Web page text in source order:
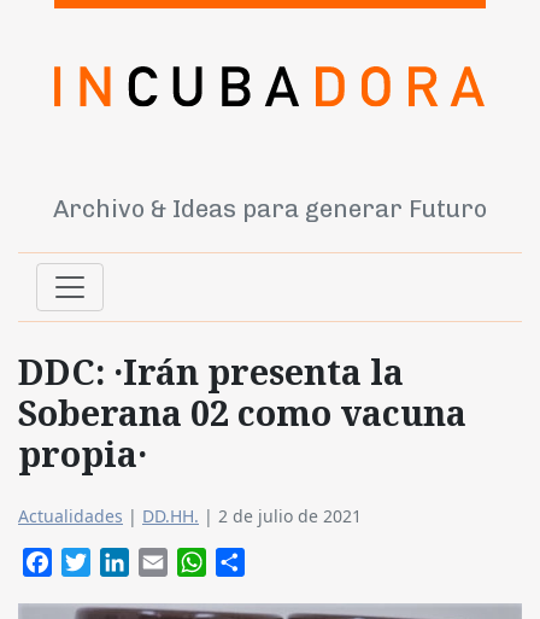
Archivo & Ideas para generar Futuro
DDC: ·Irán presenta la
Soberana 02 como vacuna
propia·
Actualidades | DD.HH. | 2 de julio de 2021
FacebookTwitterLinkedIn
Email WhatsApp